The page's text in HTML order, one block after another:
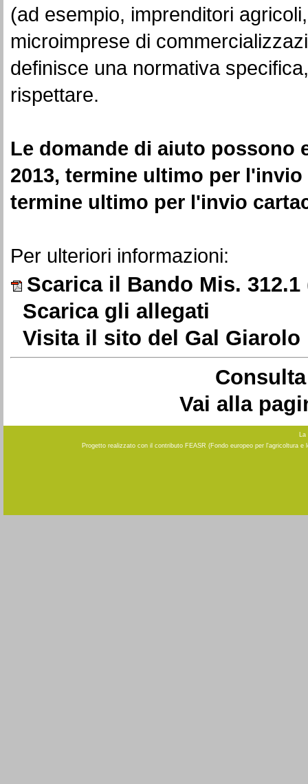
(ad esempio, imprenditori
microimprese di
definisce una normativa
rispettare.
Le domande di aiuto possono
2013, termine ultimo per
termine ultimo per l'invio
Per ulteriori informazioni:
Scarica il Bando Mis. 312.1
Scarica gli allegati
Visita il sito del Gal Giarolo
Vai alla
La
Progetto realizzato con il contributo FEASR (Fondo europeo per l'agricoltura